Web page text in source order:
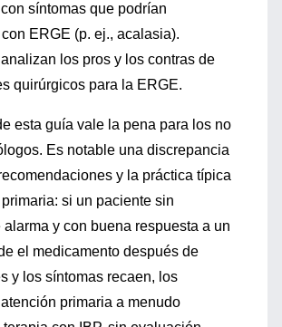
síntomas que podrían
ERGE (p. ej., acalasia).
los pros y los contras de
quirúrgicos para la ERGE.
esta guía vale la pena para los no
Es notable una discrepancia
y la práctica típica
si un paciente sin
alarma y con buena respuesta a un
el medicamento después de
y los síntomas recaen, los
primaria a menudo